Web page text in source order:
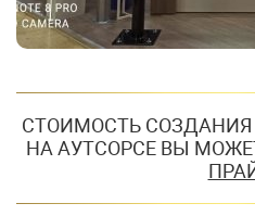
СТОИМОСТЬ
НА АУТСОРСЕ ВЫ